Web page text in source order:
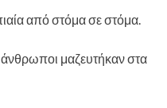
από στόμα σε στόμα.
μαζευτήκαν στα